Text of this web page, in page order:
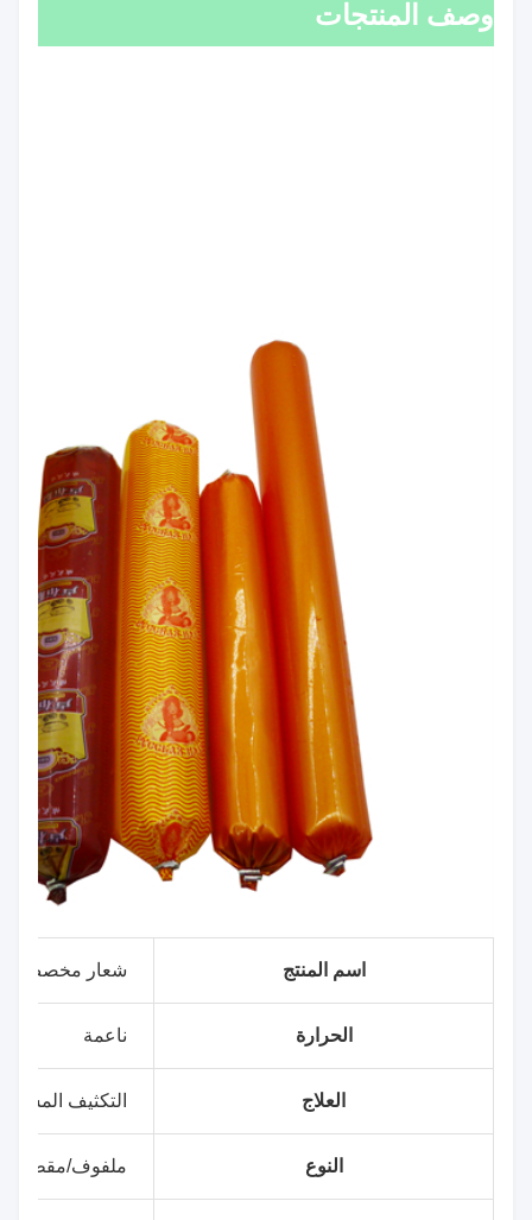
وصف المنتجات
اسم المنتج شعار مخصص OEM غلاف بلاستيكي مطبوع للنقانق
الحرارة ناعمة
العلاج التكثيف
النوع ملفوف/مقطوع